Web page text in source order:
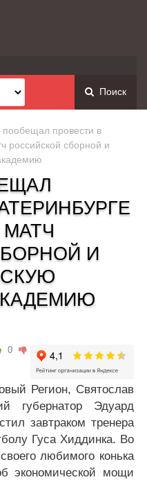
Поиск
пообещал провести в
российской сборной и
И
0
Регион, Святослав
губернатор Эдуард
завтраком тренера
Гуса Хиддинка. Во
любимого конька
экономической мощи